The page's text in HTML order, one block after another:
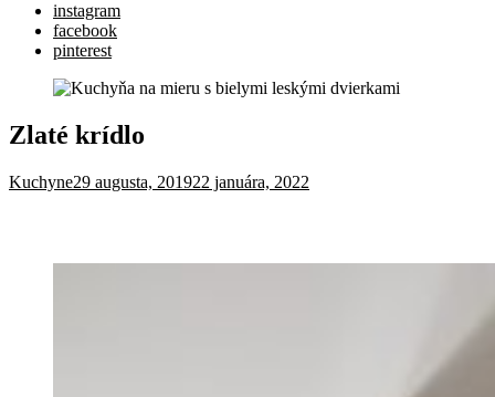
instagram
facebook
pinterest
Zlaté krídlo
Kuchyne29 augusta, 201922 januára, 2022